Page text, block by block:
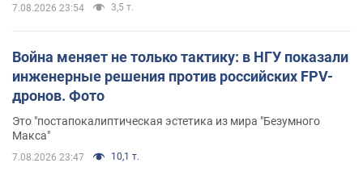
7.08.2026 23:54 3,5 т.
Война меняет не только тактику: в НГУ показали
инженерные решения против российских FPV-
дронов. Фото
Это "постапокалиптическая эстетика из мира "Безумного
Макса"
7.08.2026 23:47 10,1 т.